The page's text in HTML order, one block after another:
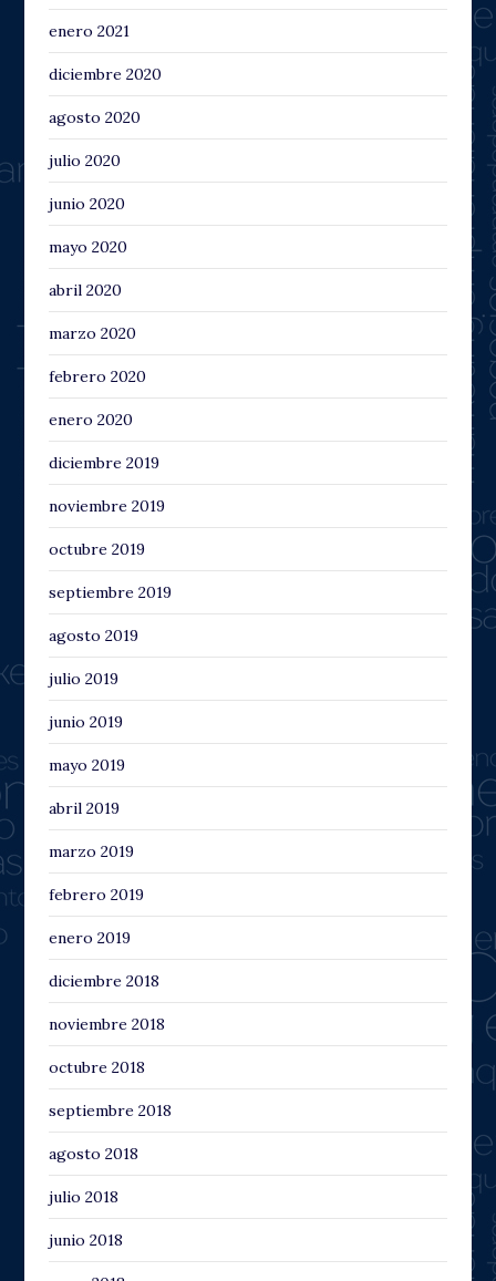
enero 2021
diciembre 2020
agosto 2020
julio 2020
junio 2020
mayo 2020
abril 2020
marzo 2020
febrero 2020
enero 2020
diciembre 2019
noviembre 2019
octubre 2019
septiembre 2019
agosto 2019
julio 2019
junio 2019
mayo 2019
abril 2019
marzo 2019
febrero 2019
enero 2019
diciembre 2018
noviembre 2018
octubre 2018
septiembre 2018
agosto 2018
julio 2018
junio 2018